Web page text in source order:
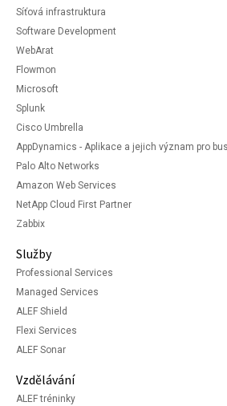
Síťová infrastruktura
Software Development
WebArat
Flowmon
Microsoft
Splunk
Cisco Umbrella
AppDynamics - Aplikace a jejich význam pro
Palo Alto Networks
Amazon Web Services
NetApp Cloud First Partner
Zabbix
Služby
Professional Services
Managed Services
ALEF Shield
Flexi Services
ALEF Sonar
Vzdělávání
ALEF tréninky